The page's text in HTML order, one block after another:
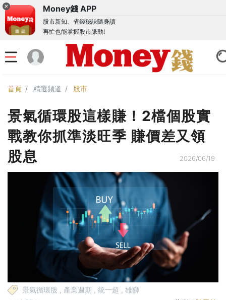
Money錢 APP
股市新知、省錢秘訣隨身讀
再忙也能掌握股市脈動!
首頁 精選頻道 股市
景氣循環股這樣賺！2檔個股實
戰教你抓準淡旺季 賺價差又領
股息
2026/06/19
景氣循環股 , 產業週期 , 統一超 , 雄獅